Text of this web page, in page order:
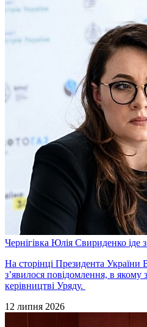
Чернігівка Юлія Свириденко іде
На сторінці Президента України
з’явилося повідомлення, в
керівництві Уряду.
12 липня 2026